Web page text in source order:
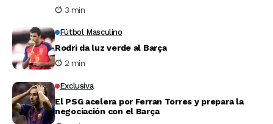
3 min
Fútbol Masculino
Rodri da luz verde al Barça
2 min
Exclusiva
El PSG acelera por Ferran Torres y prepara la
negociación con el Barça